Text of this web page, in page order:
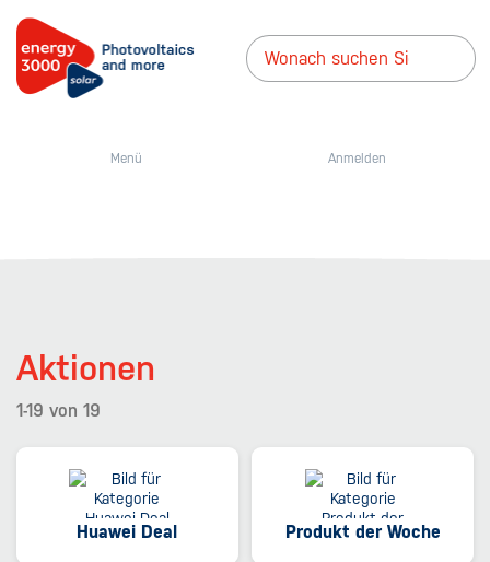
Menü Anmelden
Aktionen
1-19 von 19
Huawei Deal Produkt der Woche